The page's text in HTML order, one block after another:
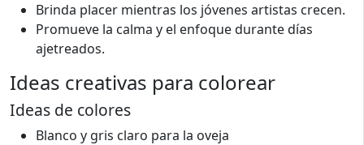
Brinda placer mientras los jóvenes artistas crecen.
Promueve la calma y el enfoque durante días
ajetreados.
Ideas creativas para colorear
Ideas de colores
Blanco y gris claro para la oveja